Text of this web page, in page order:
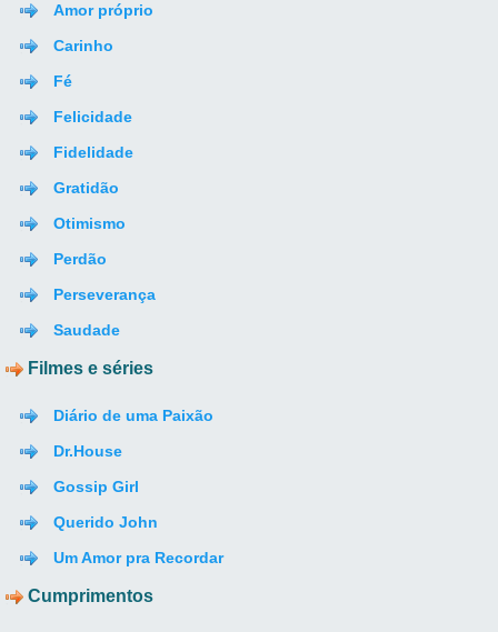
Amor próprio
Carinho
Fé
Felicidade
Fidelidade
Gratidão
Otimismo
Perdão
Perseverança
Saudade
Filmes e séries
Diário de uma Paixão
Dr.House
Gossip Girl
Querido John
Um Amor pra Recordar
Cumprimentos